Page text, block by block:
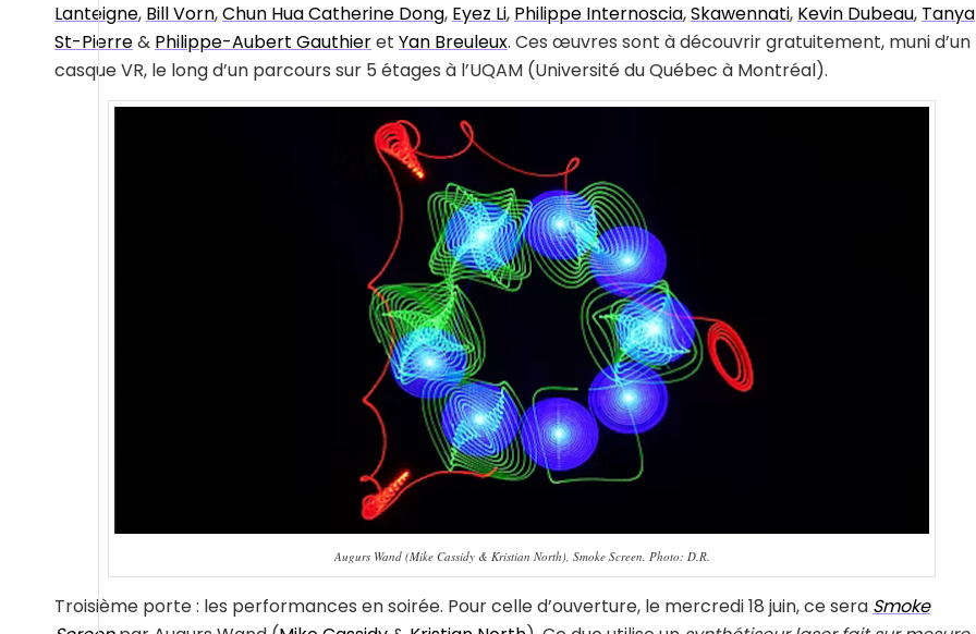
Lanteigne, Bill Vorn,Chun Hua Catherine Dong, Eyez Li, Philippe Internoscia,Skawennati, Kevin Dubeau, Tanya
St-Pierre& Philippe-Aubert Gauthieret Yan Breuleux. Ces œuvres sont à découvrir gratuitement, muni d’un
casque VR, le long d’un parcours sur 5 étages à l’UQAM (Université du Québec à Montréal).
Augurs Wand (Mike Cassidy & Kristian North), Smoke Screen. Photo: D.R.
Troisième porte : les performances en soirée. Pour celle d’ouverture, le mercredi 18 juin, ce sera Smoke